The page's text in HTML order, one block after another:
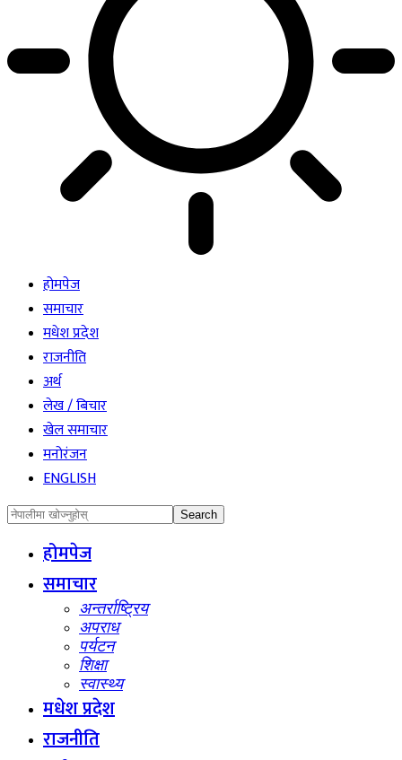
होमपेज
समाचार
मधेश प्रदेश
राजनीति
अर्थ
लेख / बिचार
खेल समाचार
मनोरंजन
ENGLISH
होमपेज
समाचार
अन्तर्राष्ट्रिय
अपराध
पर्यटन
शिक्षा
स्वास्थ्य
मधेश प्रदेश
राजनीति